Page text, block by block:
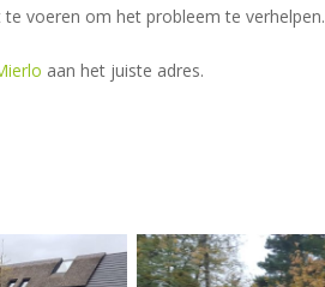
voeren om het probleem te verhelpen.
aan het juiste adres.